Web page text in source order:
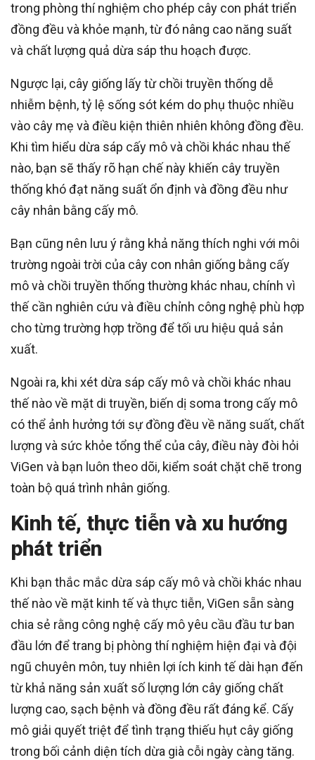
trong phòng thí nghiệm cho phép cây con phát triển
đồng đều và khỏe mạnh, từ đó nâng cao năng suất
và chất lượng quả dừa sáp thu hoạch được.
Ngược lại, cây giống lấy từ chồi truyền thống dễ
nhiễm bệnh, tỷ lệ sống sót kém do phụ thuộc nhiều
vào cây mẹ và điều kiện thiên nhiên không đồng đều.
Khi tìm hiểu dừa sáp cấy mô và chồi khác nhau thế
nào, bạn sẽ thấy rõ hạn chế này khiến cây truyền
thống khó đạt năng suất ổn định và đồng đều như
cây nhân bằng cấy mô.
Bạn cũng nên lưu ý rằng khả năng thích nghi với môi
trường ngoài trời của cây con nhân giống bằng cấy
mô và chồi truyền thống thường khác nhau, chính vì
thế cần nghiên cứu và điều chỉnh công nghệ phù hợp
cho từng trường hợp trồng để tối ưu hiệu quả sản
xuất.
Ngoài ra, khi xét dừa sáp cấy mô và chồi khác nhau
thế nào về mặt di truyền, biến dị soma trong cấy mô
có thể ảnh hưởng tới sự đồng đều về năng suất, chất
lượng và sức khỏe tổng thể của cây, điều này đòi hỏi
ViGen và bạn luôn theo dõi, kiểm soát chặt chẽ trong
toàn bộ quá trình nhân giống.
Kinh tế, thực tiễn và xu hướng
phát triển
Khi bạn thắc mắc dừa sáp cấy mô và chồi khác nhau
thế nào về mặt kinh tế và thực tiễn, ViGen sẵn sàng
chia sẻ rằng công nghệ cấy mô yêu cầu đầu tư ban
đầu lớn để trang bị phòng thí nghiệm hiện đại và đội
ngũ chuyên môn, tuy nhiên lợi ích kinh tế dài hạn đến
từ khả năng sản xuất số lượng lớn cây giống chất
lượng cao, sạch bệnh và đồng đều rất đáng kể. Cấy
mô giải quyết triệt để tình trạng thiếu hụt cây giống
trong bối cảnh diện tích dừa già cỗi ngày càng tăng.